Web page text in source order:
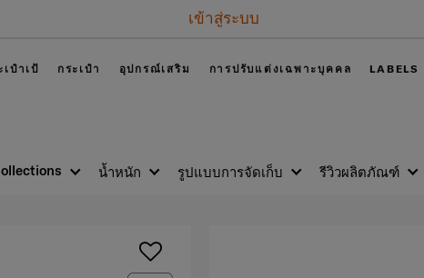
เข้าสู่ระบบ
เป๋าเป้ กระเป๋า อุปกรณ์เสริม การปรับแต่งเฉพาะบุคคล LABELS
น้ำหนัก รูปแบบการจัดเก็บ รีวิวผลิตภัณฑ์